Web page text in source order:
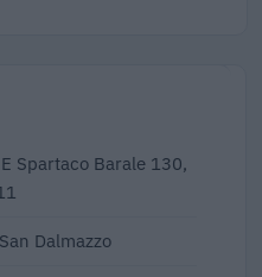
Spartaco Barale 130,
Dalmazzo